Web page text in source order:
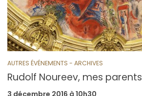
AUTRES ÉVÉNEMENTS - ARCHIVES
Rudolf Noureev, mes
3 décembre 2016 à 10h30